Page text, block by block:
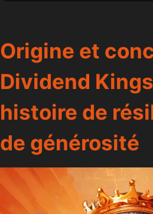
Origine et
Dividend
histoire de
de générosité